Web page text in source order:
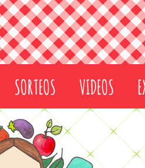
SORTEOS VIDEOS